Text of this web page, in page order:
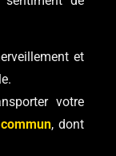
et
votre
, dont